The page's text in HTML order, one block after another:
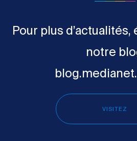
Pour plus d’actualités,
notre
VISITEZ